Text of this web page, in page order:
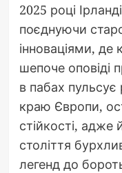
2025 році
поєднуючи
інноваціями, де
шепоче оповіді
в пабах
краю Європи,
стійкості,
століття
легенд до